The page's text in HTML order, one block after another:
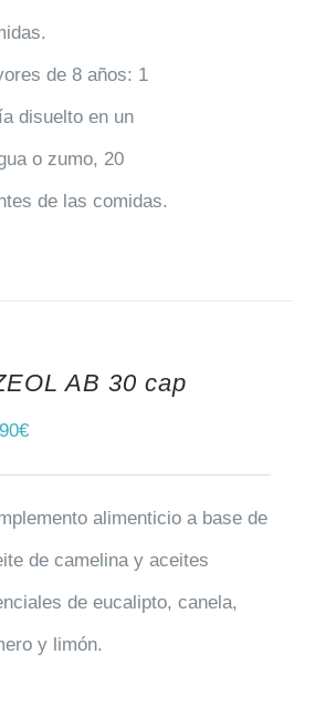
de 8 años: 1
disuelto en un
o zumo, 20
de las comidas.
AB 30 cap
€
alimenticio a base de
de camelina y aceites
de eucalipto, canela,
y limón.